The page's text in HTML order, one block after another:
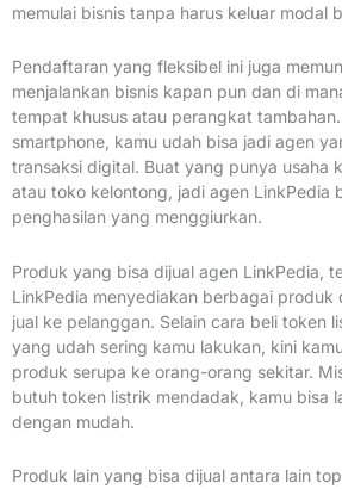
memulai bisnis tanpa harus keluar modal
Pendaftaran yang fleksibel ini juga
menjalankan bisnis kapan pun dan di
tempat khusus atau perangkat
smartphone, kamu udah bisa jadi agen
transaksi digital. Buat yang punya usaha
atau toko kelontong, jadi agen LinkPedia
penghasilan yang menggiurkan.
Produk yang bisa dijual agen LinkPedia,
LinkPedia menyediakan berbagai produk
jual ke pelanggan. Selain cara beli token
yang udah sering kamu lakukan, kini
produk serupa ke orang-orang sekitar.
butuh token listrik mendadak, kamu bisa
dengan mudah.
Produk lain yang bisa dijual antara lain